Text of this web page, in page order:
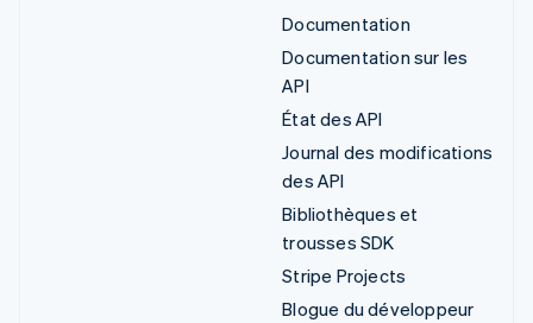
Documentation
Documentation sur les
API
État des API
Journal des modifications
des API
Bibliothèques et
trousses SDK
Stripe Projects
Blogue du développeur